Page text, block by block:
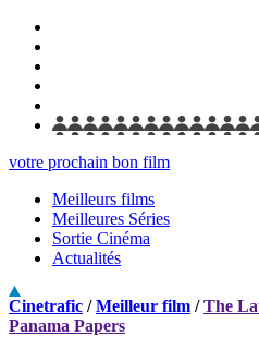
votre prochain bon film
Meilleurs films
Meilleures Séries
Sortie Cinéma
Actualités
Cinetrafic /Meilleur film /The
Panama Papers